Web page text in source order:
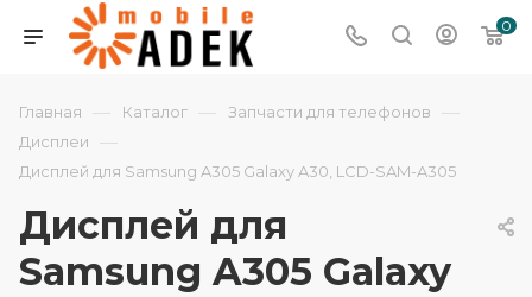
0
Главная — Каталог — Запчасти для телефонов —
Дисплеи —
Дисплей для Samsung A305 Galaxy A30, LCD-SAM-A305
Дисплей для
Samsung A305 Galaxy